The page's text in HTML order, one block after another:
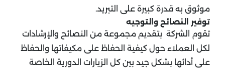
موثوق به قدرة كبيرة على التبريد.
توفير النصائح والتوجيه
تقوم الشركة بتقديم مجموعة من النصائح والإرشادات
لكل العملاء حول كيفية الحفاظ على مكيفاتها والحفاظ
على أدائها بشكل جيد بين كل الزيارات الدورية الخاصة